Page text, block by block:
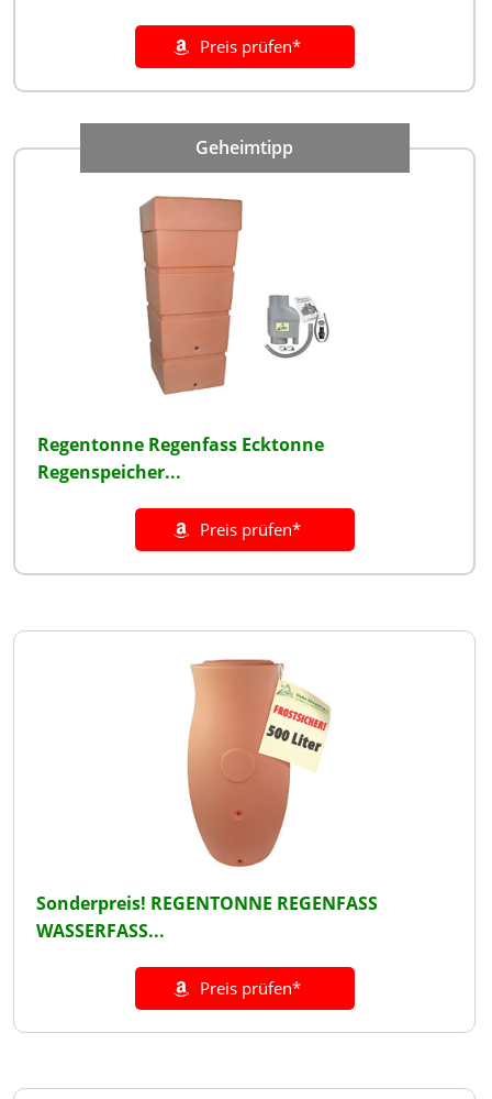
Preis prüfen*
Regentonne Regenfass Ecktonne
Regenspeicher...
Preis prüfen*
Sonderpreis! REGENTONNE REGENFASS
WASSERFASS...
Preis prüfen*